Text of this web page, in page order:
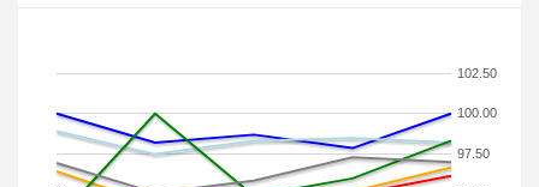
97.50
100.00
102.50